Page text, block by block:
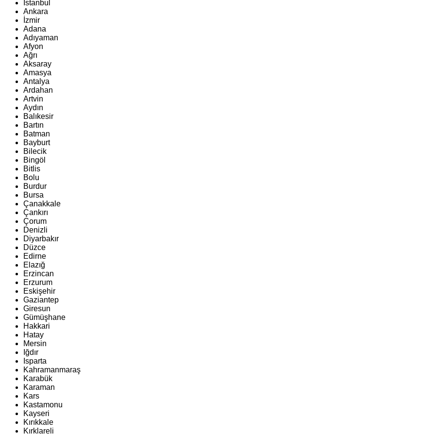
İstanbul
Ankara
İzmir
Adana
Adıyaman
Afyon
Ağrı
Aksaray
Amasya
Antalya
Ardahan
Artvin
Aydın
Balıkesir
Bartın
Batman
Bayburt
Bilecik
Bingöl
Bitlis
Bolu
Burdur
Bursa
Çanakkale
Çankırı
Çorum
Denizli
Diyarbakır
Düzce
Edirne
Elazığ
Erzincan
Erzurum
Eskişehir
Gaziantep
Giresun
Gümüşhane
Hakkari
Hatay
Mersin
Iğdır
Isparta
Kahramanmaraş
Karabük
Karaman
Kars
Kastamonu
Kayseri
Kırıkkale
Kırklareli